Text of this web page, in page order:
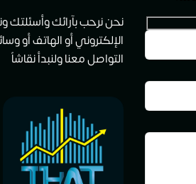
نحن نرحب بآرائك وأسئلتك
الإلكتروني أو الهاتف أو
التواصل معنا ولنبدأ نقاشاً